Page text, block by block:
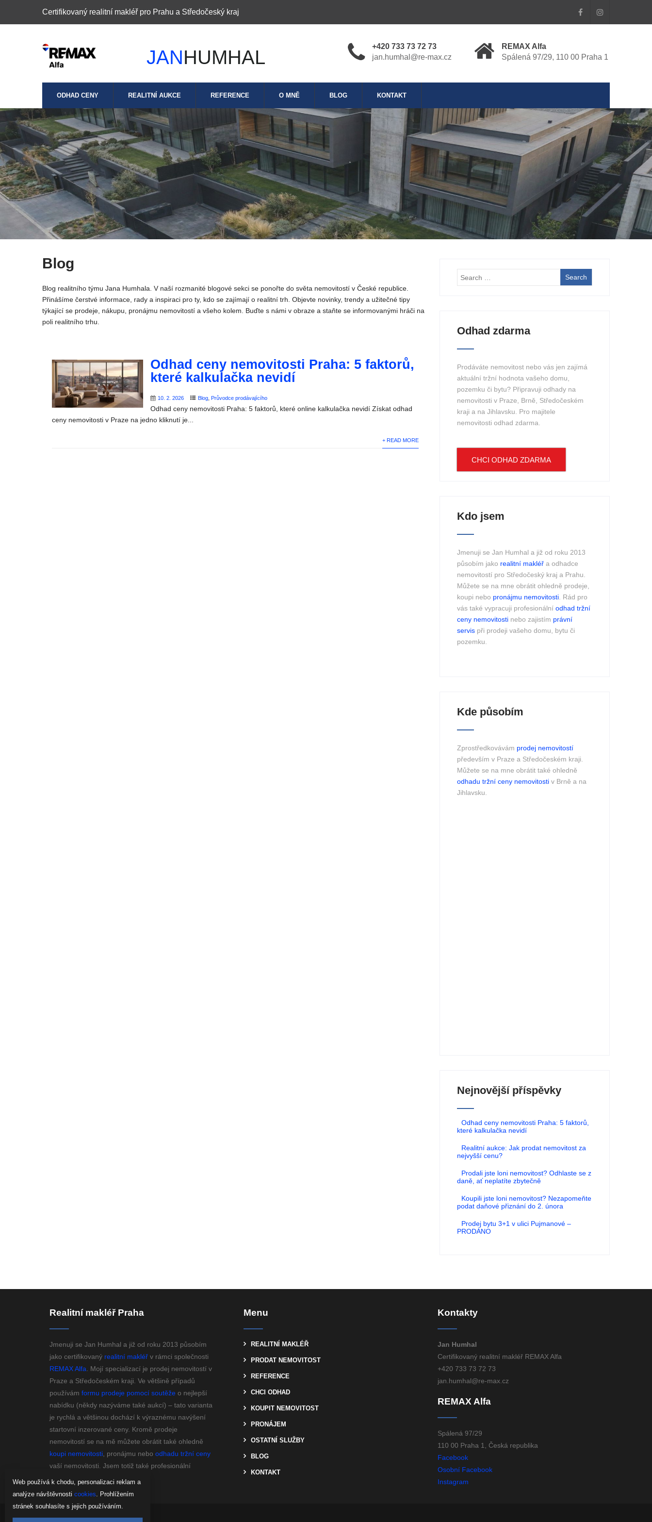
Certifikovaný realitní makléř pro Prahu a Středočeský kraj
JANHUMHAL
+420 733 73 72 73
jan.humhal@re-max.cz
REMAX Alfa
Spálená 97/29, 110 00 Praha 1
ODHAD CENY REALITNÍ AUKCE REFERENCE O MNĚ BLOG KONTAKT
Blog
Blog realitního týmu Jana Humhala. V naší rozmanité blogové sekci se ponořte do světa nemovitostí v České republice.
Přinášíme čerstvé informace, rady a inspiraci pro ty, kdo se zajímají o realitní trh. Objevte novinky, trendy a užitečné tipy
týkající se prodeje, nákupu, pronájmu nemovitostí a všeho kolem. Buďte s námi v obraze a staňte se informovanými hráči na
poli realitního trhu.
Odhad ceny nemovitosti Praha: 5 faktorů,
které kalkulačka nevidí
10. 2. 2026 Blog ,Průvodce prodávajícího
Odhad ceny nemovitosti Praha: 5 faktorů, které online kalkulačka nevidí Získat odhad
ceny nemovitosti v Praze na jedno kliknutí je...
+ READ MORE
Odhad zdarma
Prodáváte nemovitost nebo vás jen zajímá
aktuální tržní hodnota vašeho domu,
pozemku či bytu? Připravuji odhady na
nemovitosti v Praze, Brně, Středočeském
kraji a na Jihlavsku. Pro majitele
nemovitosti odhad zdarma.
CHCI ODHAD ZDARMA
Kdo jsem
Jmenuji se Jan Humhal a již od roku 2013
působím jako realitní makléř a odhadce
nemovitostí pro Středočeský kraj a Prahu.
Můžete se na mne obrátit ohledně prodeje,
koupi nebo pronájmu nemovitosti . Rád pro
vás také vypracuji profesionálníodhad tržní
ceny nemovitosti nebo zajistím právní
servis při prodeji vašeho domu, bytu či
pozemku.
Kde působím
Zprostředkovávám prodej nemovitostí
především v Praze a Středočeském kraji.
Můžete se na mne obrátit také ohledně
odhadu tržní ceny nemovitosti v Brně a na
Jihlavsku.
Nejnovější příspěvky
Odhad ceny nemovitosti Praha: 5 faktorů,
které kalkulačka nevidí
Realitní aukce: Jak prodat nemovitost za
nejvyšší cenu?
Prodali jste loni nemovitost? Odhlaste se z
daně, ať neplatíte zbytečně
Koupili jste loni nemovitost? Nezapomeňte
podat daňové přiznání do 2. února
Prodej bytu 3+1 v ulici Pujmanové –
PRODÁNO
Realitní makléř Praha
Jmenuji se Jan Humhal a již od roku 2013 působím
jako certifikovaný realitní makléř v rámci společnosti
REMAX Alfa . Mojí specializací je prodej nemovitostí v
Praze a Středočeském kraji. Ve většině případů
používám formu prodeje pomocí soutěže o nejlepší
nabídku (někdy nazýváme také aukcí) – tato varianta
je rychlá a většinou dochází k výraznému navýšení
startovní inzerované ceny. Kromě prodeje
nemovitostí se na mě můžete obrátit také ohledně
koupi nemovitosti , pronájmu nebo odhadu tržní ceny
vaší nemovitosti. Jsem totiž také profesionální
odhadce nemovitostí.
Menu
REALITNÍ MAKLÉŘ
PRODAT NEMOVITOST
REFERENCE
CHCI ODHAD
KOUPIT NEMOVITOST
PRONÁJEM
OSTATNÍ SLUŽBY
BLOG
KONTAKT
Kontakty
Jan Humhal
Certifikovaný realitní makléř REMAX Alfa
+420 733 73 72 73
jan.humhal@re-max.cz
REMAX Alfa
Spálená 97/29
110 00 Praha 1, Česká republika
Facebook
Osobní Facebook
Instagram
Web používá k chodu, personalizaci reklam a
analýze návštěvnosti cookies. Prohlížením
stránek souhlasíte s jejich používáním.